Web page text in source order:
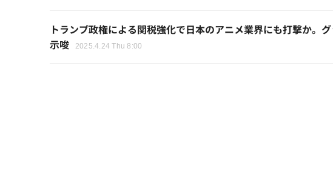
トランプ政権による関税強化で日本のアニメ業界にも打撃か。
示唆
2025.4.24 Thu 8:00